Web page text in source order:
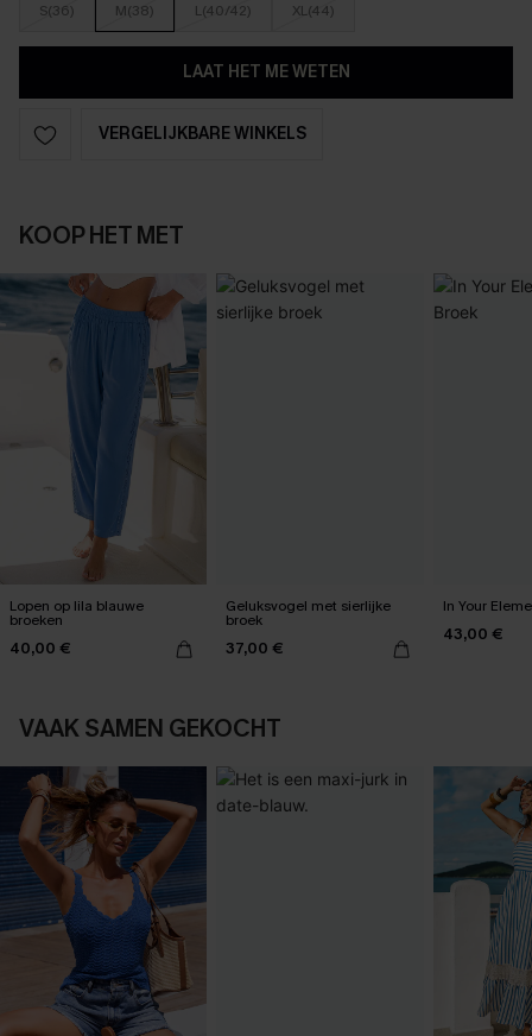
S(36) M(38) L(40/42) XL(44)
LAAT HET ME WETEN
VERGELIJKBARE WINKELS
KOOP HET MET
Lopen op lila blauwe
broeken
40,00 €
Geluksvogel met sierlijke
broek
37,00 €
In Your
43,00 €
VAAK SAMEN GEKOCHT